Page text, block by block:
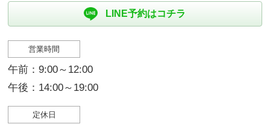
LINE予約はコチラ
営業時間
午前：9:00～12:00
午後：14:00～19:00
定休日